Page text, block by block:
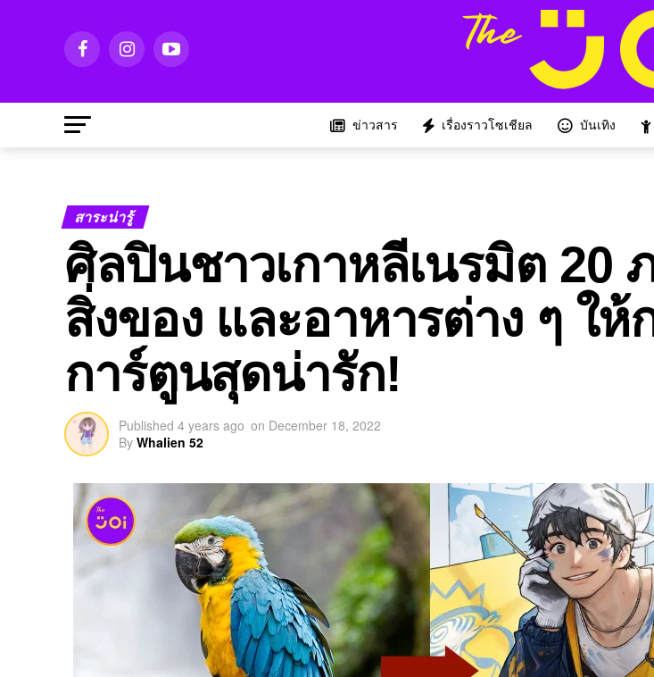
ข่าวสาร เรื่องราวโซเชียล บันเทิง
สาระน่ารู้
ศิลปินชาวเกาหลีเนรมิต 20
สิ่งของ และอาหารต่าง ๆ ให้
การ์ตูนสุดน่ารัก!
Published 4 years ago on December 18, 2022
By Whalien 52